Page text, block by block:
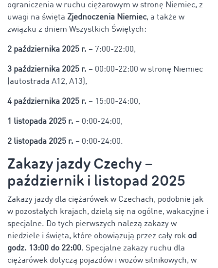
ograniczenia w ruchu ciężarowym w stronę Niemiec, z
uwagi na święta Zjednoczenia Niemiec, a także w
związku z dniem Wszystkich Świętych:
2 października 2025 r. – 7:00-22:00,
3 października 2025 r. – 00:00-22:00 w stronę Niemiec
(autostrada A12, A13),
4 października 2025 r. – 15:00-24:00,
1 listopada 2025 r. – 0:00-24:00,
2 listopada 2025 r. – 0:00-24:00.
Zakazy jazdy Czechy –
październik i listopad 2025
Zakazy jazdy dla ciężarówek w Czechach, podobnie jak
w pozostałych krajach, dzielą się na ogólne, wakacyjne i
specjalne. Do tych pierwszych należą zakazy w
niedziele i święta, które obowiązują przez cały rok od
godz. 13:00 do 22:00. Specjalne zakazy ruchu dla
ciężarówek dotyczą pojazdów i wozów silnikowych, w